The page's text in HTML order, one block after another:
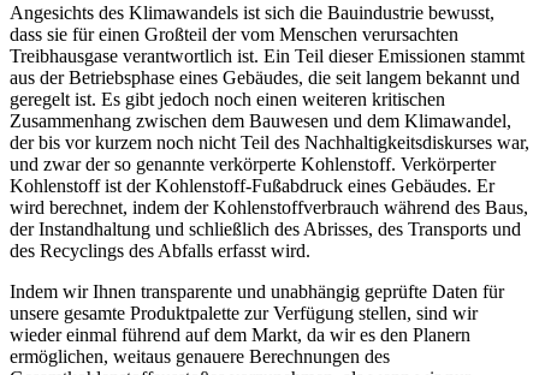
Angesichts des Klimawandels ist sich die Bauindustrie bewusst,
dass sie für einen Großteil der vom Menschen verursachten
Treibhausgase verantwortlich ist. Ein Teil dieser Emissionen stammt
aus der Betriebsphase eines Gebäudes, die seit langem bekannt und
geregelt ist. Es gibt jedoch noch einen weiteren kritischen
Zusammenhang zwischen dem Bauwesen und dem Klimawandel,
der bis vor kurzem noch nicht Teil des Nachhaltigkeitsdiskurses war,
und zwar der so genannte verkörperte Kohlenstoff. Verkörperter
Kohlenstoff ist der Kohlenstoff-Fußabdruck eines Gebäudes. Er
wird berechnet, indem der Kohlenstoffverbrauch während des Baus,
der Instandhaltung und schließlich des Abrisses, des Transports und
des Recyclings des Abfalls erfasst wird.
Indem wir Ihnen transparente und unabhängig geprüfte Daten für
unsere gesamte Produktpalette zur Verfügung stellen, sind wir
wieder einmal führend auf dem Markt, da wir es den Planern
ermöglichen, weitaus genauere Berechnungen des